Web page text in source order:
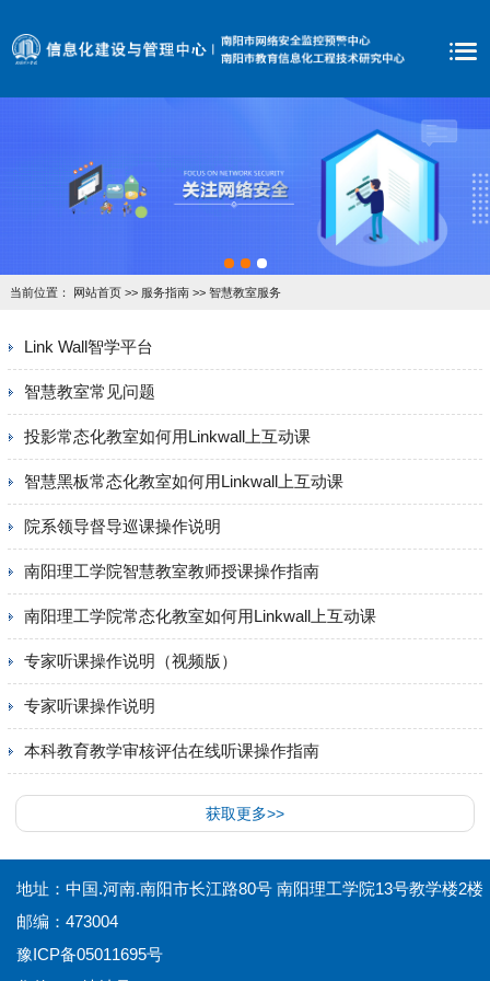
当前位置： 网站首页>> 服务指南>> 智慧教室服务
Link Wall智学平台
智慧教室常见问题
投影常态化教室如何用Linkwall上互动课
智慧黑板常态化教室如何用Linkwall上互动课
院系领导督导巡课操作说明
南阳理工学院智慧教室教师授课操作指南
南阳理工学院常态化教室如何用Linkwall上互动课
专家听课操作说明（视频版）
专家听课操作说明
本科教育教学审核评估在线听课操作指南
获取更多>>
地址：中国.河南.南阳市长江路80号 南阳理工学院13号教学楼2楼
邮编：473004
豫ICP备05011695号